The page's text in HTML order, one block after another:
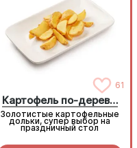
61
Картофель по-деревенски
Золотистые картофельные
дольки, супер выбор на
праздничный стол